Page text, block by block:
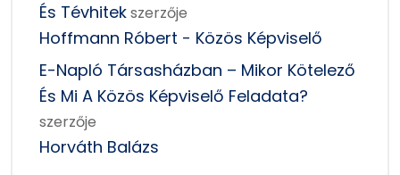
És Tévhitekszerzője
Hoffmann Róbert - Közös Képviselő
E-Napló Társasházban – Mikor Kötelező
És Mi A Közös Képviselő Feladata?
szerzője
Horváth Balázs